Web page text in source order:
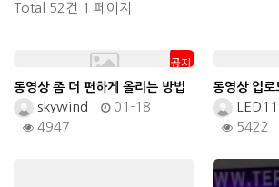
Total 52건 1 페이지
공지
동영상 좀 더 편하게 올리는 방법
skywind
01-18
4947
동영상 업로
5422